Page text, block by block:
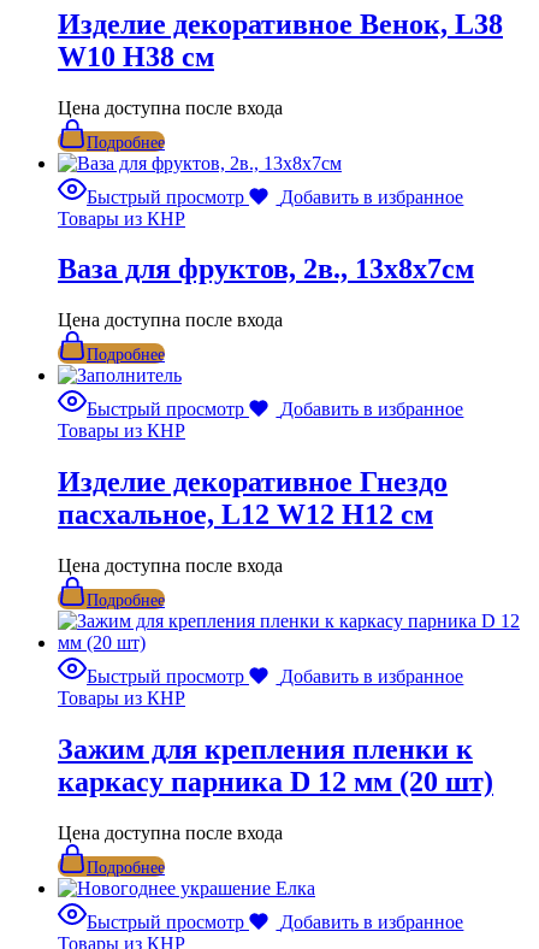
Изделие декоративное Венок, L38
W10 H38 см
Цена доступна после входа
Подробнее
Быстрый просмотр
Добавить в избранное
Товары из КНР
Ваза для фруктов, 2в., 13х8х7см
Цена доступна после входа
Подробнее
Быстрый просмотр
Добавить в избранное
Товары из КНР
Изделие декоративное Гнездо
пасхальное, L12 W12 H12 см
Цена доступна после входа
Подробнее
Быстрый просмотр
Добавить в избранное
Товары из КНР
Зажим для крепления пленки к
каркасу парника D 12 мм (20 шт)
Цена доступна после входа
Подробнее
Быстрый просмотр
Добавить в избранное
Товары из КНР